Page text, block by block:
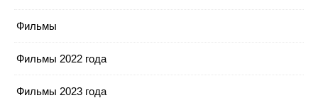
Фильмы
Фильмы 2022 года
Фильмы 2023 года